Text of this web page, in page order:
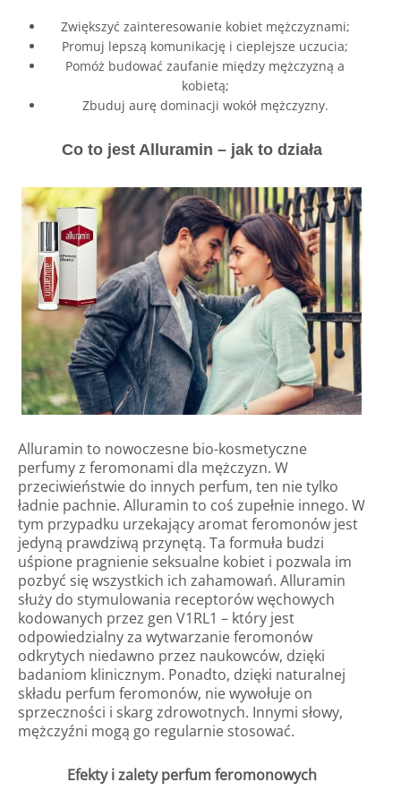
Zwiększyć zainteresowanie kobiet mężczyznami;
Promuj lepszą komunikację i cieplejsze uczucia;
Pomóż budować zaufanie między mężczyzną a
kobietą;
Zbuduj aurę dominacji wokół mężczyzny.
Co to jest Alluramin – jak to działa
Alluramin to nowoczesne bio-kosmetyczne
perfumy z feromonami dla mężczyzn. W
przeciwieństwie do innych perfum, ten nie tylko
ładnie pachnie. Alluramin to coś zupełnie innego. W
tym przypadku urzekający aromat feromonów jest
jedyną prawdziwą przynętą. Ta formuła budzi
uśpione pragnienie seksualne kobiet i pozwala im
pozbyć się wszystkich ich zahamowań. Alluramin
służy do stymulowania receptorów węchowych
kodowanych przez gen V1RL1 – który jest
odpowiedzialny za wytwarzanie feromonów
odkrytych niedawno przez naukowców, dzięki
badaniom klinicznym. Ponadto, dzięki naturalnej
składu perfum feromonów, nie wywołuje on
sprzeczności i skarg zdrowotnych. Innymi słowy,
mężczyźni mogą go regularnie stosować.
Efekty i zalety perfum feromonowych